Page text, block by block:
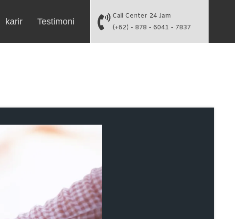
karir Testimoni
Call Center 24 Jam
(+62) - 878 - 6041 - 7837